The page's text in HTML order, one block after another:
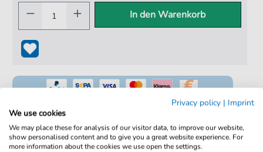
In den Warenkorb
100% Legal & Lizenziert
Privacy policy | Imprint
We use cookies
We may place these for analysis of our visitor data, to improve our website,
show personalised content and to give you a great website experience. For
more information about the cookies we use open the settings.